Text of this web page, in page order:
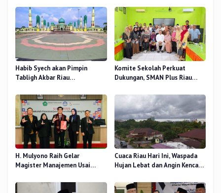
Habib Syech akan Pimpin
Tabligh Akbar Riau
Nur, Besok
Komite Sekolah Perkuat
Dukungan, SMAN Plus Riau
Pendidikan
H. Mulyono Raih Gelar
Magister Manajemen Usai
Terhadap Beban Kerja
Cuaca Riau Hari Ini, Waspada
Hujan Lebat dan Angin Kencang